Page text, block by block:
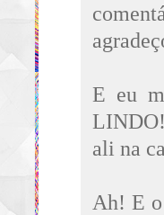
E eu
ali na
Ah! E